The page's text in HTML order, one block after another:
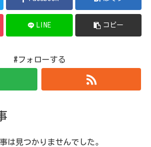
LINE コピー
#フォローする
は見つかりませんでした。